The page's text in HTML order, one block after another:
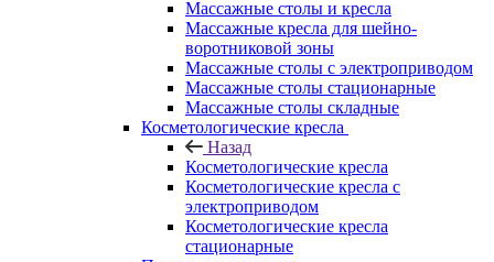
Массажные столы и кресла
Массажные кресла для шейно-
воротниковой зоны
Массажные столы с электроприводом
Массажные столы стационарные
Массажные столы складные
Косметологические кресла
Назад
Косметологические кресла
Косметологические кресла с
электроприводом
Косметологические кресла
стационарные